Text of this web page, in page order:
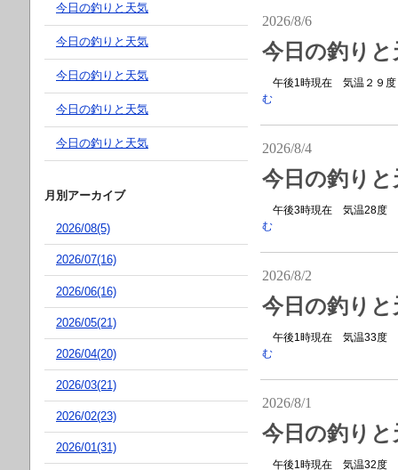
2026/8/6
今日の釣りと
午後1時現在 気温２９
む
2026/8/4
今日の釣りと
午後3時現在 気温28度
む
2026/8/2
今日の釣りと
午後1時現在 気温33度
む
2026/8/1
今日の釣りと
午後1時現在 気温32度
今日の釣りと天気
今日の釣りと天気
今日の釣りと天気
今日の釣りと天気
今日の釣りと天気
月別アーカイブ
2026/08(5)
2026/07(16)
2026/06(16)
2026/05(21)
2026/04(20)
2026/03(21)
2026/02(23)
2026/01(31)